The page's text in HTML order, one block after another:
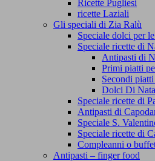
Ricette Pugliesi
ricette Laziali
Gli speciali di Zia Ralù
Speciale dolci per
Speciale ricette di
Antipasti di
Primi piatti
Secondi
Dolci Di
Speciale ricette di
Antipasti di
Speciale S.
Speciale ricette di
Compleanni o
Antipasti – finger food